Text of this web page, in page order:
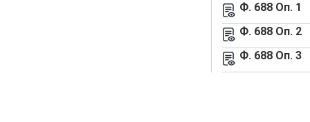
Ф. 688 Оп. 1
Ф. 688 Оп. 2
Ф. 688 Оп. 3